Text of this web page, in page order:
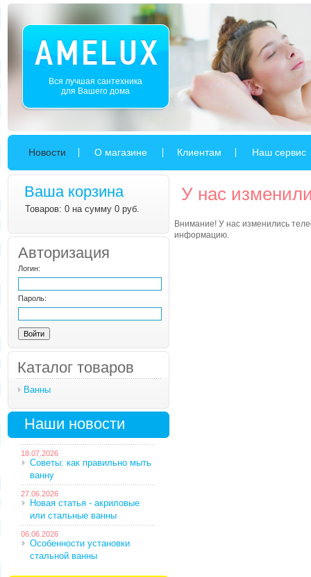
Вся лучшая сантехника
для Вашего дома
Новости О магазине Клиентам Наш сервис
Ваша корзина
Товаров: 0 на сумму 0 руб.
Авторизация
Логин:
Пароль:
Каталог товаров
Ванны
Наши новости
18.07.2026
Советы: как правильно мыть
ванну
27.06.2026
Новая статья - акриловые
или стальные ванны
06.06.2026
Особенности установки
стальной ванны
У нас
Внимание! У нас изменились
информацию.